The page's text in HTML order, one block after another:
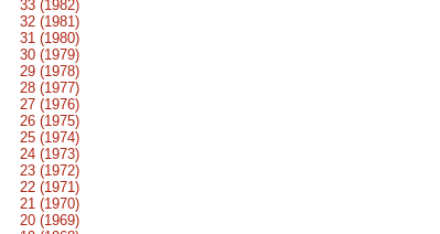
33 (1982)
32 (1981)
31 (1980)
30 (1979)
29 (1978)
28 (1977)
27 (1976)
26 (1975)
25 (1974)
24 (1973)
23 (1972)
22 (1971)
21 (1970)
20 (1969)